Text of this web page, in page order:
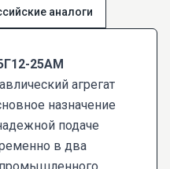
аналоги
25АМ
агрегат
назначение
подаче
в два